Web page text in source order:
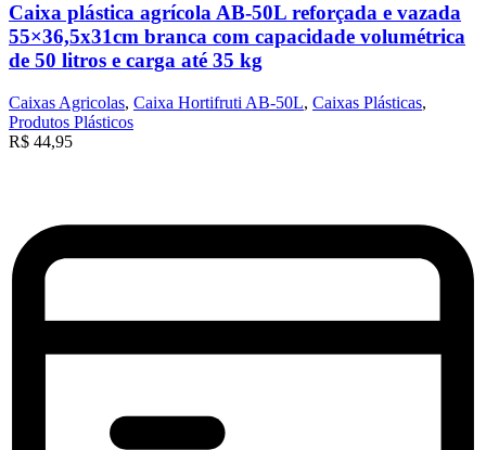
Caixa plástica agrícola AB-50L reforçada e vazada
55×36,5x31cm branca com capacidade volumétrica
de 50 litros e carga até 35 kg
Caixas Agricolas, Caixa Hortifruti AB-50L, Caixas Plásticas,
Produtos Plásticos
R$ 44,95